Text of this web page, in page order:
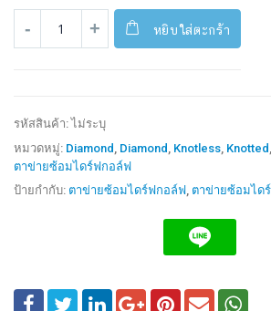
หยิบใส่ตะกร้า
รหัสสินค้า:ไม่ระบุ
หมวดหมู่: Diamond Diamond Knotless Knotted
ตาข่ายซ้อมไดร์ฟกอล์ฟ
ป้ายกำกับ: ตาข่ายซ้อมไดร์ฟกอล์ฟ, ตาข่ายซ้อมได